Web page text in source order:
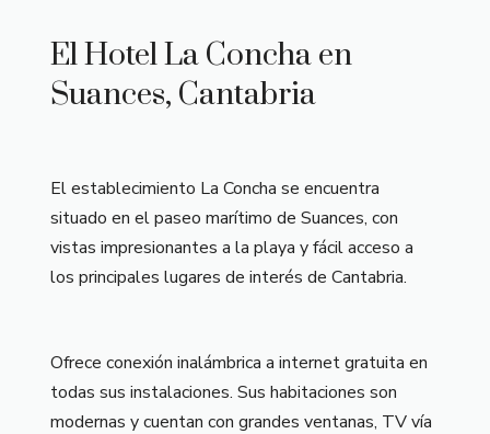
El Hotel La Concha en
Suances, Cantabria
El establecimiento La Concha se encuentra
situado en el paseo marítimo de Suances, con
vistas impresionantes a la playa y fácil acceso a
los principales lugares de interés de Cantabria.
Ofrece conexión inalámbrica a internet gratuita en
todas sus instalaciones. Sus habitaciones son
modernas y cuentan con grandes ventanas, TV vía